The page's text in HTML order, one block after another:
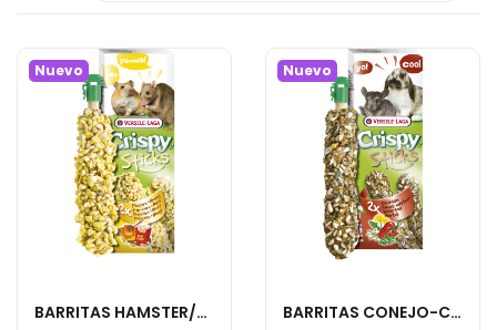
Nuevo
BARRITAS HAMSTER/RAT MIEL Y MAIZ 55GR 2UD
Nuevo
BARRITAS CONEJO-COBAYAS HIERBAS 2UD